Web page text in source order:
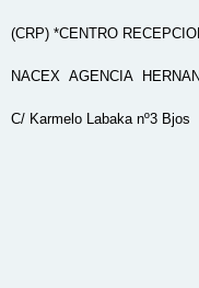
(CRP) *CENTRO
NACEX AGENCIA HERNANI
C/ Karmelo Labaka nº3 Bjos